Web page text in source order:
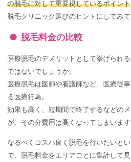
の脱毛に対して重要視しているポイント
脱毛クリニック選びのヒントにしてみて
脱毛料金の比較
医療脱毛のデメリットとして挙げられ
ではないでしょうか。
医療脱毛は医師や看護師など、医療従
る医療行為。
効果も高く、短期間で終了するなどの
が、その分費用は高くなってしまいます
なるべくコスパ良く脱毛を行いたいと
で、脱毛料金をエリアごとに集計して